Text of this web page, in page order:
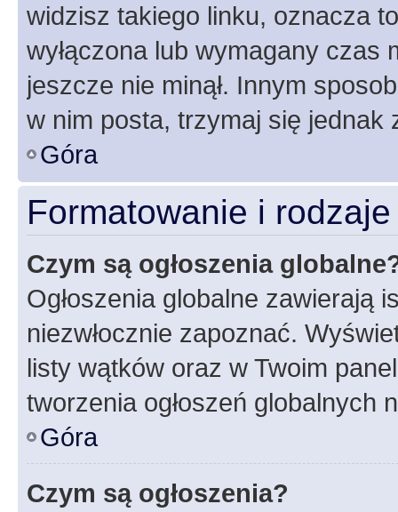
widzisz takiego linku, oznacza
wyłączona lub wymagany czas
jeszcze nie minął. Innym
w nim posta, trzymaj się jednak
Góra
Formatowanie i
Czym są ogłoszenia
Ogłoszenia globalne zawierają
niezwłocznie zapoznać.
listy wątków oraz w Twoim
tworzenia ogłoszeń globalnych
Góra
Czym są ogłoszenia?